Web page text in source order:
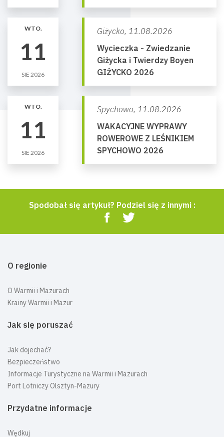
WTO.
11
SIE 2026
Giżycko, 11.08.2026
Wycieczka - Zwiedzanie
Giżycka i Twierdzy Boyen
GIŻYCKO 2026
WTO.
11
SIE 2026
Spychowo, 11.08.2026
WAKACYJNE WYPRAWY
ROWEROWE Z LEŚNIKIEM
SPYCHOWO 2026
Spodobał się artykuł? Podziel się z innymi :
O regionie
O Warmii i Mazurach
Krainy Warmii i Mazur
Jak się poruszać
Jak dojechać?
Bezpieczeństwo
Informacje Turystyczne na Warmii i Mazurach
Port Lotniczy Olsztyn-Mazury
Przydatne informacje
Wędkuj